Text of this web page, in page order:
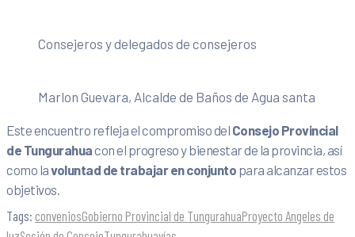
Consejeros y delegados de consejeros
Marlon Guevara, Alcalde de Baños de Agua santa
Este encuentro refleja el compromiso del Consejo Provincial
de Tungurahuacon el progreso y bienestar de la provincia, así
como lavoluntad de trabajar en conjunto para alcanzar estos
objetivos.
Tags: conveniosGobierno Provincial de TungurahuaProyecto Angeles de